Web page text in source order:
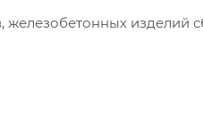
железобетонных изделий